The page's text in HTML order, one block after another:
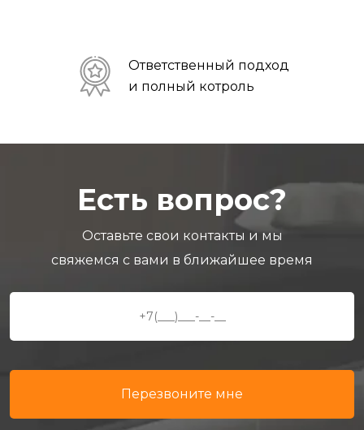
Ответственный подход
и полный котроль
Есть вопрос?
Оставьте свои контакты и мы
свяжемся с вами в ближайшее время